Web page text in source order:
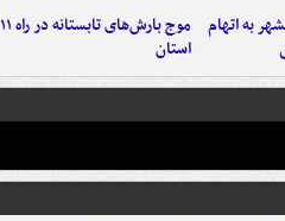
بهشهر به اتهام
موج بارش‌های تابستانه در راه ۱۱
استان